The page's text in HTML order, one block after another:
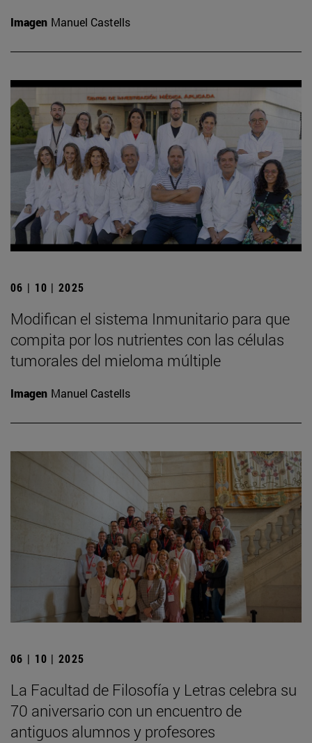
Imagen Manuel Castells
06 | 10 | 2025
Modifican el sistema Inmunitario para que
compita por los nutrientes con las células
tumorales del mieloma múltiple
Imagen Manuel Castells
06 | 10 | 2025
La Facultad de Filosofía y Letras celebra su
70 aniversario con un encuentro de
antiguos alumnos y profesores